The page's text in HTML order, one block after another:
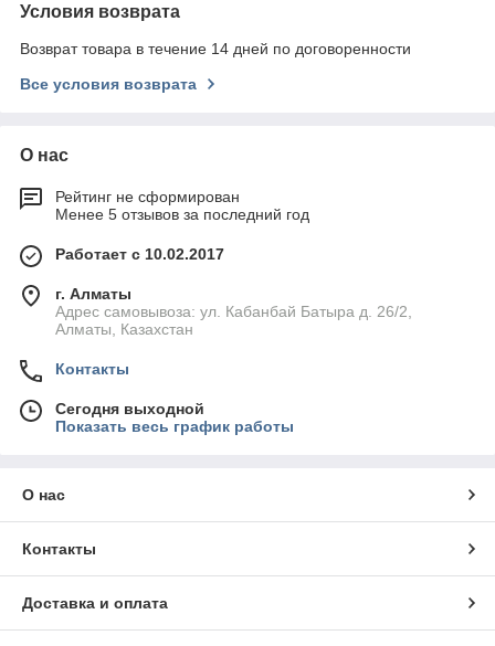
Условия возврата
Возврат товара в течение 14 дней по договоренности
Все условия возврата
О нас
Рейтинг не сформирован
Менее 5 отзывов за последний год
Работает с 10.02.2017
г. Алматы
Адрес самовывоза: ул. Кабанбай Батыра д. 26/2,
Алматы, Казахстан
Контакты
Сегодня выходной
Показать весь график работы
О нас
Контакты
Доставка и оплата